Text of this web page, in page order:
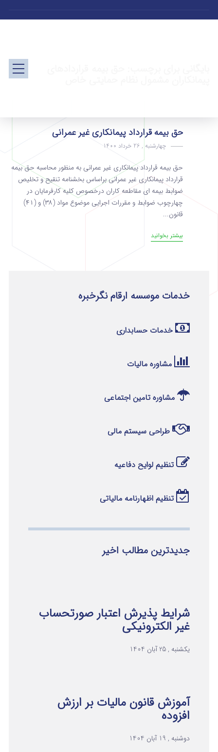
حق بیمه قرارداد پیمانکاری غیر عمرانی
چهارشنبه , 26 خرداد 1400
حق بیمه قرارداد پیمانکاری غیر عمرانی به منظور محاسبه حق بیمه
قرارداد پیمانکاری غیر عمرانی براساس بخشنامه تنقیح و تخلیص
ضوابط بیمه ای مقاطعه کاران درخصوص کلیه کارفرمایان در
چهارچوب ضوابط و مقررات اجرایی موضوع مواد (۳۸) و (۴۱)
قانون...
بیشتر بخوانید
خدمات موسسه ارقام نگرخبره
خدمات حسابداری
مشاوره مالیات
مشاوره تامین اجتماعی
طراحی سیستم مالی
تنظیم لوایح دفاعیه
تنظیم اظهارنامه مالیاتی
جدیدترین مطالب اخیر
شرایط پذیرش اعتبار صورتحساب
غیر الکترونیکی
یکشنبه , 25 آبان 1404
آموزش قانون مالیات بر ارزش
افزوده
دوشنبه , 19 آبان 1404